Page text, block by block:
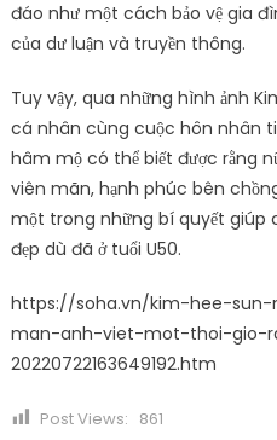
đáo như một cách bảo vệ gia
của dư luận và truyền thông.
Tuy vậy, qua những hình ảnh
cá nhân cùng cuộc hôn nhân
hâm mộ có thể biết được rằng
viên mãn, hạnh phúc bên
một trong những bí quyết giúp
đẹp dù đã ở tuổi U50.
https://soha.vn/kim-hee-
man-anh-viet-mot-thoi-gio-
20220722163649192.htm
Post Views: 861